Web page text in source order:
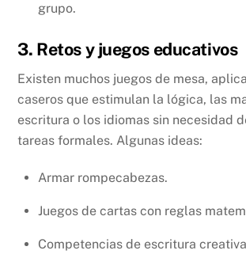
grupo.
3. Retos y juegos educativos
Existen muchos juegos de mesa,
caseros que estimulan la lógica, las
escritura o los idiomas sin necesidad
tareas formales. Algunas ideas:
Armar rompecabezas.
Juegos de cartas con reglas
Competencias de escritura